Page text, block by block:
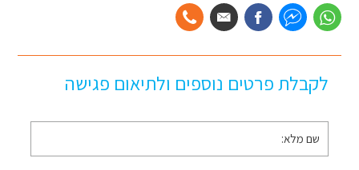
לקבלת פרטים נוספים ולתיאום פגישה
שם
מלא *